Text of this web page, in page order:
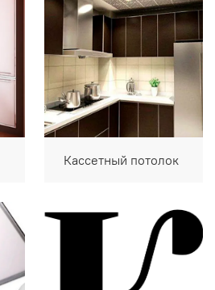
Кассетный потолок